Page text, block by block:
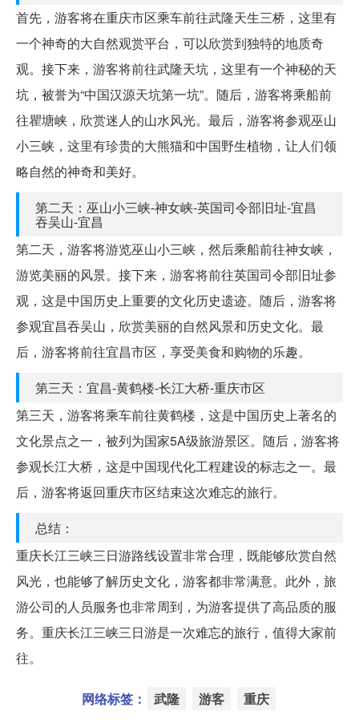
首先，游客将在重庆市区乘车前往武隆天生三桥，这里有
一个神奇的大自然观赏平台，可以欣赏到独特的地质奇
观。接下来，游客将前往武隆天坑，这里有一个神秘的天
坑，被誉为“中国汉源天坑第一坑”。随后，游客将乘船前
往瞿塘峡，欣赏迷人的山水风光。最后，游客将参观巫山
小三峡，这里有珍贵的大熊猫和中国野生植物，让人们领
略自然的神奇和美好。
第二天：巫山小三峡-神女峡-英国司令部旧址-宜昌
吞吴山-宜昌
第二天，游客将游览巫山小三峡，然后乘船前往神女峡，
游览美丽的风景。接下来，游客将前往英国司令部旧址参
观，这是中国历史上重要的文化历史遗迹。随后，游客将
参观宜昌吞吴山，欣赏美丽的自然风景和历史文化。最
后，游客将前往宜昌市区，享受美食和购物的乐趣。
第三天：宜昌-黄鹤楼-长江大桥-重庆市区
第三天，游客将乘车前往黄鹤楼，这是中国历史上著名的
文化景点之一，被列为国家5A级旅游景区。随后，游客将
参观长江大桥，这是中国现代化工程建设的标志之一。最
后，游客将返回重庆市区结束这次难忘的旅行。
总结：
重庆长江三峡三日游路线设置非常合理，既能够欣赏自然
风光，也能够了解历史文化，游客都非常满意。此外，旅
游公司的人员服务也非常周到，为游客提供了高品质的服
务。重庆长江三峡三日游是一次难忘的旅行，值得大家前
往。
网络标签： 武隆 游客 重庆